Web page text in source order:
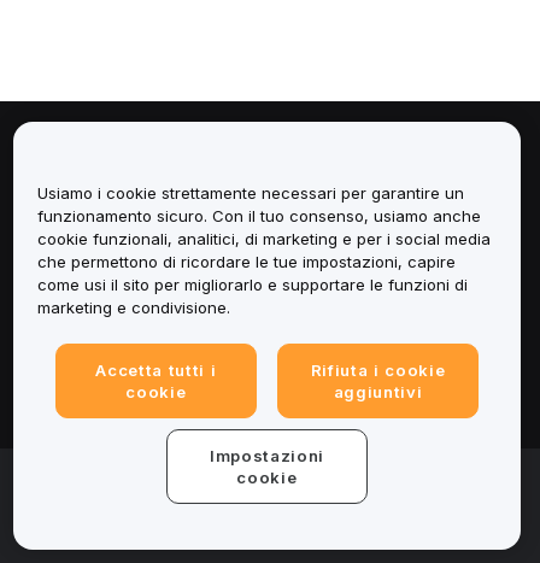
Servizi
Assistenza
Informazioni legali
© 2025-2026 Bybit.eu. Tutti i diritti riservati.
Usiamo i cookie strettamente necessari per garantire un
funzionamento sicuro. Con il tuo consenso, usiamo anche
cookie funzionali, analitici, di marketing e per i social media
che permettono di ricordare le tue impostazioni, capire
come usi il sito per migliorarlo e supportare le funzioni di
marketing e condivisione.
Accetta tutti i
cookie
Rifiuta i cookie
aggiuntivi
Impostazioni
cookie